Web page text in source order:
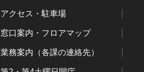
アクセス・駐車場
窓口案内・フロアマップ
業務案内（各課の連絡先）